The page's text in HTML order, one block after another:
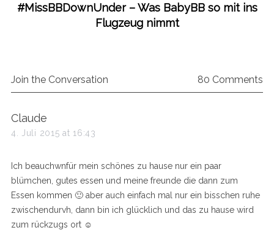
#MissBBDownUnder – Was BabyBB so mit ins
Flugzeug nimmt
Join the Conversation 80 Comments
s
a
s
:
Claude
4. Juli 2015 at 16:43
Ich beauchwnfür mein schönes zu hause nur ein paar
blümchen, gutes essen und meine freunde die dann zum
Essen kommen 🙂 aber auch einfach mal nur ein bisschen ruhe
zwischendurvh, dann bin ich glücklich und das zu hause wird
zum rückzugs ort ☺️
c